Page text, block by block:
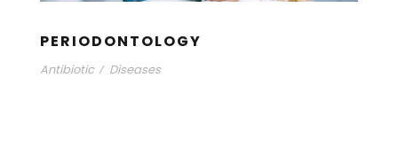
PERIODONTOLOGY
Antibiotic / Diseases